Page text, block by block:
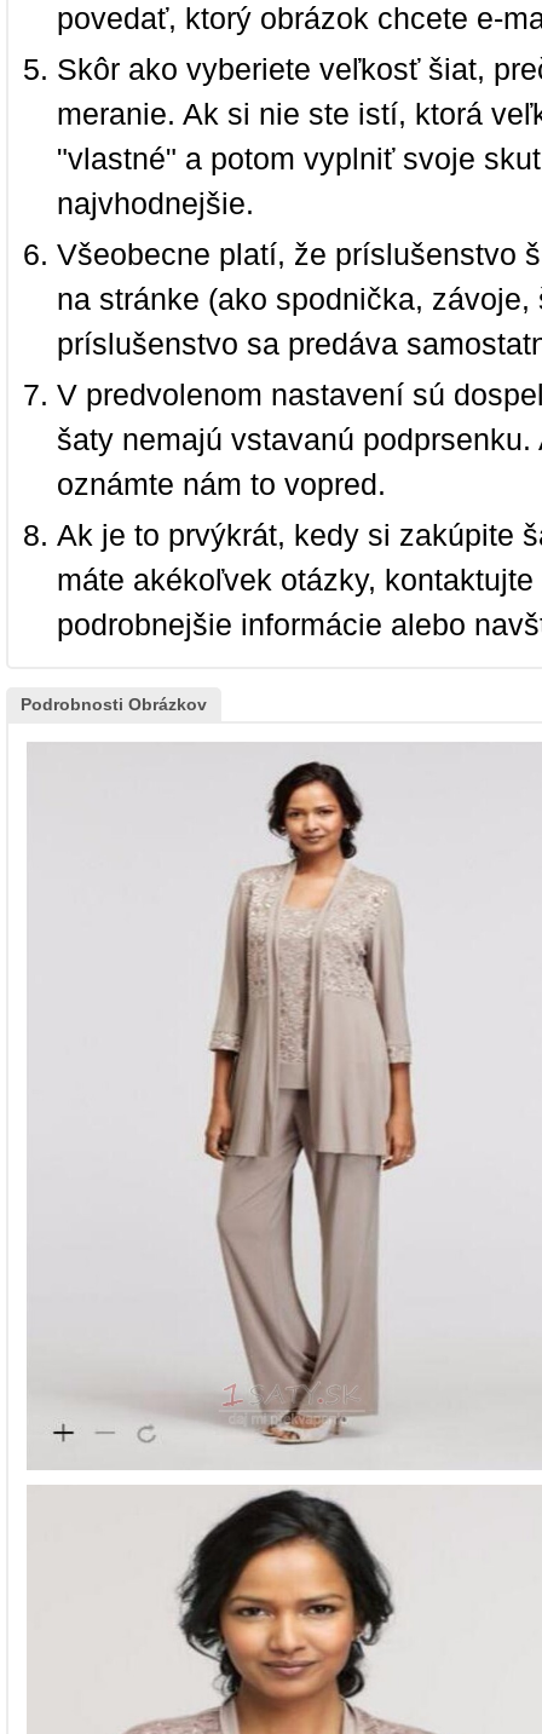
povedať, ktorý obrázok chcete e-
Skôr ako vyberiete veľkosť šiat,
meranie. Ak si nie ste istí, ktorá
"vlastné" a potom vyplniť svoje
najvhodnejšie.
Všeobecne platí, že príslušenstvo
na stránke (ako spodnička,
príslušenstvo sa predáva
V predvolenom nastavení sú
šaty nemajú vstavanú
oznámte nám to vopred.
Ak je to prvýkrát, kedy si zakúpite
máte akékoľvek otázky,
podrobnejšie informácie alebo
Podrobnosti Obrázkov